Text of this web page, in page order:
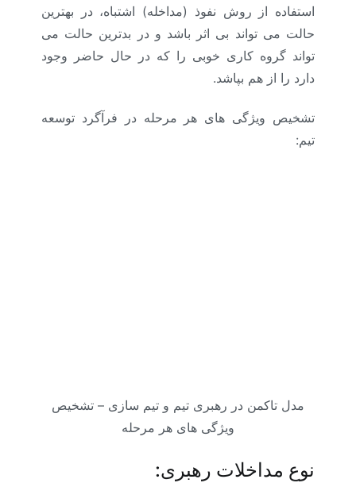
استفاده از روش نفوذ (مداخله) اشتباه، در بهترین
حالت می تواند بی اثر باشد و در بدترین حالت می
تواند گروه کاری خوبی را که در حال حاضر وجود
دارد را از هم بپاشد.
تشخیص ویژگی های هر مرحله در فرآگرد توسعه
تیم:
مدل تاکمن در رهبری تیم و تیم سازی – تشخیص
ویژگی های هر مرحله
نوع مداخلات رهبری: